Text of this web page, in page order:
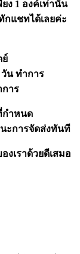
ง 1 องค์เท่านั้น
กแชทได้เลยค่ะ
ย์
น ทำการ
การ
กำหนด
ะการจัดส่งทันที
เราด้วยดีเสมอ